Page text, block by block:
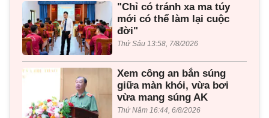
"Chỉ có tránh xa ma túy
mới có thể làm lại cuộc
đời"
Thứ Sáu 13:58, 7/8/2026
Xem công an bắn súng
giữa màn khói, vừa bơi
vừa mang súng AK
Thứ Năm 16:44, 6/8/2026